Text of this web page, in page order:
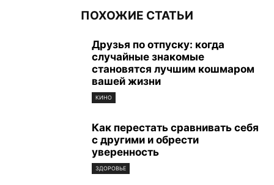
ПОХОЖИЕ СТАТЬИ
Друзья по отпуску: когда
случайные знакомые
становятся лучшим кошмаром
вашей жизни
КИНО
Как перестать сравнивать себя
с другими и обрести
уверенность
ЗДОРОВЬЕ